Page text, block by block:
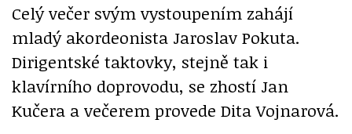
Celý večer svým vystoupením zahájí
mladý akordeonista Jaroslav Pokuta.
Dirigentské taktovky, stejně tak i
klavírního doprovodu, se zhostí Jan
Kučera a večerem provede Dita Vojnarová.